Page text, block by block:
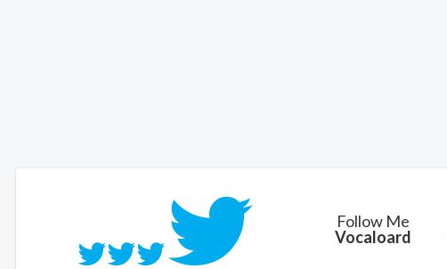
Follow Me
Vocaloard